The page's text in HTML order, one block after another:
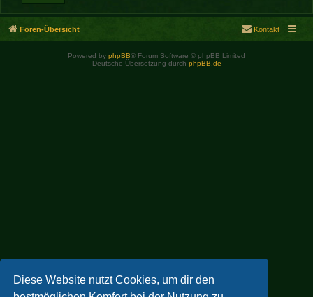
Diese Website nutzt Cookies, um dir den
Foren-Übersicht Kontakt
Powered by phpBB® Forum Software © phpBB Limited
Deutsche Übersetzung durch phpBB.de